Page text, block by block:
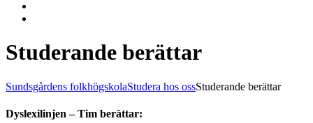
Studerande berättar
Sundsgårdens folkhögskolaStudera hos ossStuderande berättar
Dyslexilinjen – Tim berättar: